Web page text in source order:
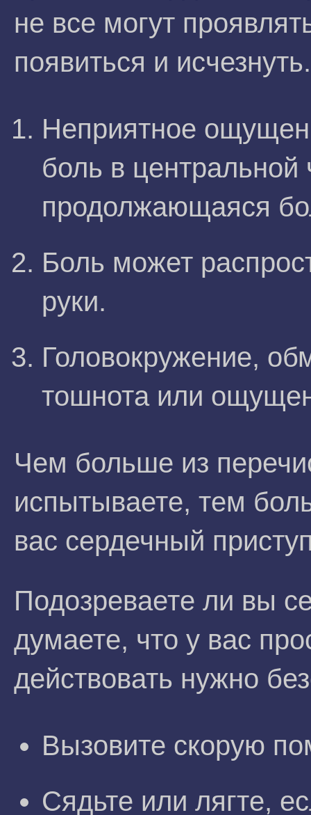
не все могут
появиться и исчезнуть.
Неприятное
боль в центральной
продолжающаяся
Боль может
руки.
Головокружение,
тошнота или
Чем больше из
испытываете, тем
вас сердечный
Подозреваете ли вы
думаете, что у вас
действовать нужно
Вызовите скорую
Сядьте или лягте,